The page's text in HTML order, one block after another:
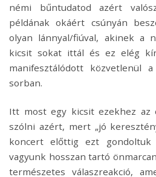
némi bűntudatod azért
példának okáért csúnyán
olyan lánnyal/fiúval, akinek a
kicsit sokat ittál és ez elég
manifesztálódott közvetlenül
sorban.
Itt most egy kicsit ezekhez az
szólni azért, mert „jó
koncert előttig ezt gondoltuk
vagyunk hosszan tartó
természetes válaszreakció,